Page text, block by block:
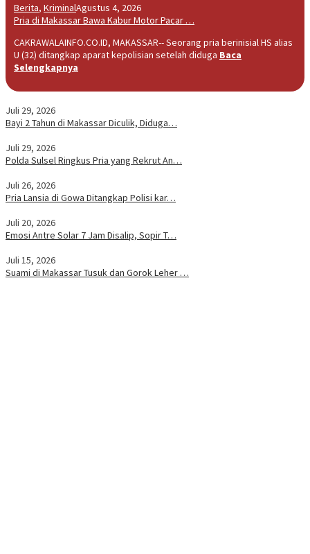
Berita, KriminalAgustus 4, 2026
Pria di Makassar Bawa Kabur Motor Pacar …
CAKRAWALAINFO.CO.ID, MAKASSAR-- Seorang pria berinisial HS alias
U (32) ditangkap aparat kepolisian setelah diduga Baca
Selengkapnya
Juli 29, 2026
Bayi 2 Tahun di Makassar Diculik, Diduga…
Juli 29, 2026
Polda Sulsel Ringkus Pria yang Rekrut An…
Juli 26, 2026
Pria Lansia di Gowa Ditangkap Polisi kar…
Juli 20, 2026
Emosi Antre Solar 7 Jam Disalip, Sopir T…
Juli 15, 2026
Suami di Makassar Tusuk dan Gorok Leher …